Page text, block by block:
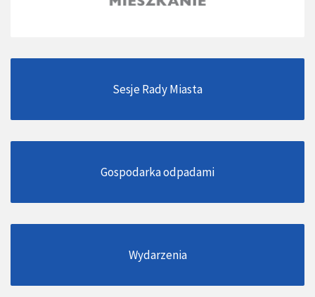
Sesje Rady Miasta
Gospodarka odpadami
Wydarzenia